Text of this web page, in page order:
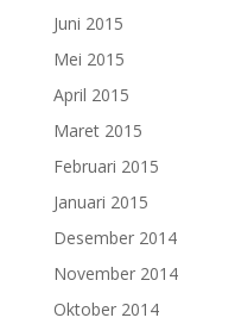
Juni 2015
Mei 2015
April 2015
Maret 2015
Februari 2015
Januari 2015
Desember 2014
November 2014
Oktober 2014